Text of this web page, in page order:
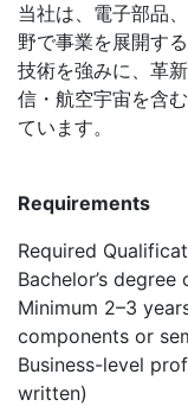
当社は、電子部品
野で事業を展開す
技術を強みに、革
信・航空宇宙を含
ています。
Requirements
Required
Bachelor’s degree
Minimum 2–3
components or
Business-level
written)